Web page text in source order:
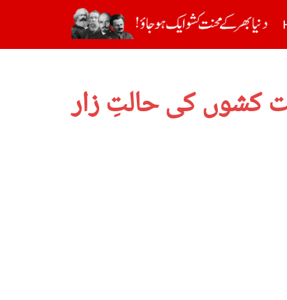
کشوں کی حالتِ زار